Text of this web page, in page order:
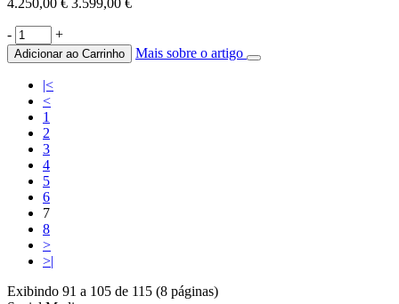
- +
Adicionar ao Carrinho Mais sobre o artigo
|<
<
1
2
3
4
5
6
7
8
>
>|
Exibindo 91 a 105 de 115 (8 páginas)